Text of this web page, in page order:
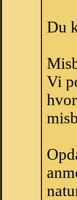
Du
Vi